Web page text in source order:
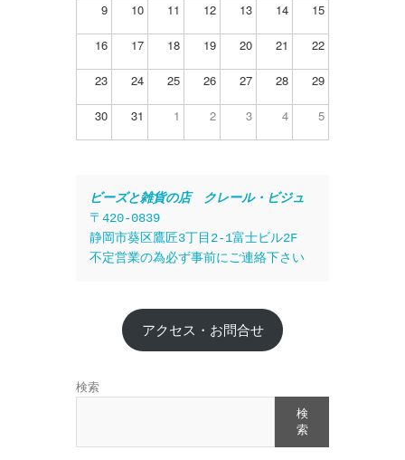
9 10 11 12 13 14 15
16 17 18 19 20 21 22
23 24 25 26 27 28 29
30 31 1 2 3 4 5
ビーズと雑貨の店　クレール・ビジュ
〒420-0839
静岡市葵区鷹匠3丁目2-1富士ビル2F
不定営業の為必ず事前にご連絡下さい
アクセス・お問合せ
検索
検
索